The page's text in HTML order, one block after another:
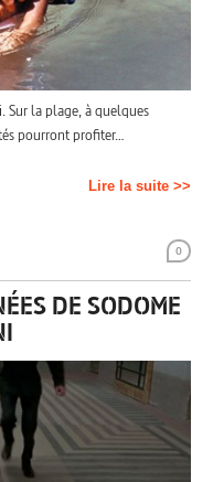
Sur la plage, à quelques
pourront profiter…
Lire la suite >>
0
DE SODOME